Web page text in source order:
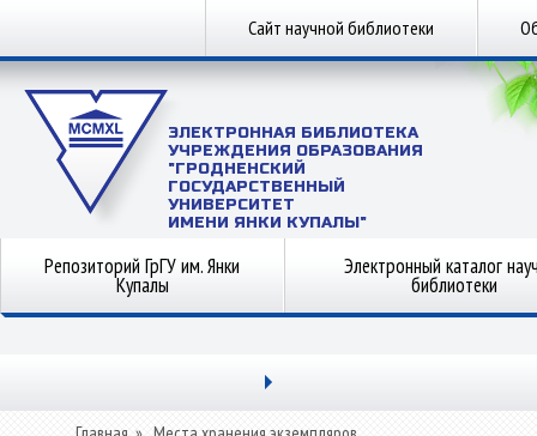
Сайт научной библиотеки
ЭЛЕКТРОННАЯ БИБЛИОТЕКА
УЧРЕЖДЕНИЯ ОБРАЗОВАНИЯ
"ГРОДНЕНСКИЙ
ГОСУДАРСТВЕННЫЙ
УНИВЕРСИТЕТ
ИМЕНИ ЯНКИ КУПАЛЫ"
Репозиторий ГрГУ им. Янки
Купалы
Электронный каталог
библиотеки